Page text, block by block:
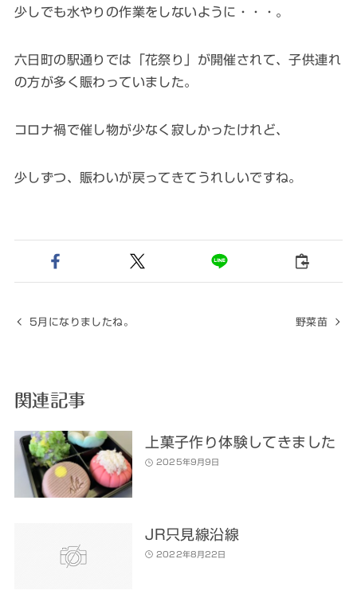
少しでも水やりの作業をしないように・・・。
六日町の駅通りでは「花祭り」が開催されて、子供連れ
の方が多く賑わっていました。
コロナ禍で催し物が少なく寂しかったけれど、
少しずつ、賑わいが戻ってきてうれしいですね。
5月になりましたね。 野菜苗
関連記事
上菓子作り体験してきました
2025年9月9日
JR只見線沿線
2022年8月22日